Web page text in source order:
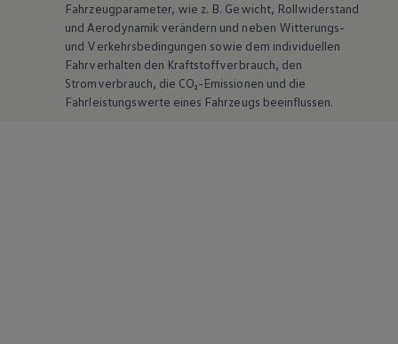
Fahrzeugparameter, wie z. B. Gewicht, Rollwiderstand
und Aerodynamik verändern und neben Witterungs-
und Verkehrsbedingungen sowie dem individuellen
Fahrverhalten den Kraftstoffverbrauch, den
Stromverbrauch, die CO₂-Emissionen und die
Fahrleistungswerte eines Fahrzeugs beeinflussen.